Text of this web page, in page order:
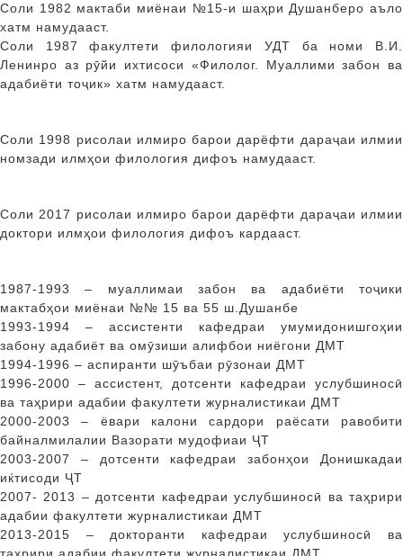
Соли 1982 мактаби миёнаи №15-и шаҳри Душанберо аъло
хатм намудааст.
Соли 1987 факултети филологияи УДТ ба номи В.И.
Ленинро аз рӯйи ихтисоси «Филолог. Муаллими забон ва
адабиёти тоҷик» хатм намудааст.
Соли 1998 рисолаи илмиро барои дарёфти дараҷаи илмии
номзади илмҳои филология дифоъ намудааст.
Соли 2017 рисолаи илмиро барои дарёфти дараҷаи илмии
доктори илмҳои филология дифоъ кардааст.
1987-1993 – муаллимаи забон ва адабиёти тоҷики
мактабҳои миёнаи №№ 15 ва 55 ш.Душанбе
1993-1994 – ассистенти кафедраи умумидонишгоҳии
забону адабиёт ва омӯзиши алифбои ниёгони ДМТ
1994-1996 – аспиранти шӯъбаи рӯзонаи ДМТ
1996-2000 – ассистент, дотсенти кафедраи услубшиносӣ
ва таҳрири адабии факултети журналистикаи ДМТ
2000-2003 – ёвари калони сардори раёсати равобити
байналмилалии Вазорати мудофиаи ҶТ
2003-2007 – дотсенти кафедраи забонҳои Донишкадаи
иќтисоди ҶТ
2007- 2013 – дотсенти кафедраи услубшиносӣ ва таҳрири
адабии факултети журналистикаи ДМТ
2013-2015 – докторанти кафедраи услубшиносӣ ва